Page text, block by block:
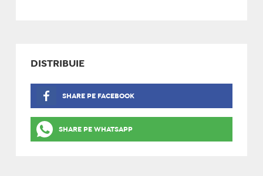
DISTRIBUIE
SHARE PE FACEBOOK
SHARE PE WHATSAPP